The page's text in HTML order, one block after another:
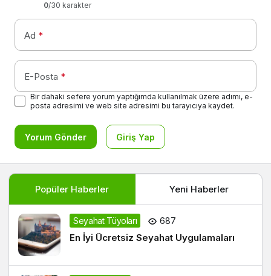
0/30 karakter
Ad *
E-Posta *
Bir dahaki sefere yorum yaptığımda kullanılmak üzere adımı, e-
posta adresimi ve web site adresimi bu tarayıcıya kaydet.
Yorum Gönder Giriş Yap
Popüler Haberler Yeni Haberler
Seyahat Tüyoları 687
En İyi Ücretsiz Seyahat Uygulamaları